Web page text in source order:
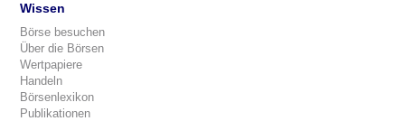
Wissen
Börse besuchen
Über die Börsen
Wertpapiere
Handeln
Börsenlexikon
Publikationen